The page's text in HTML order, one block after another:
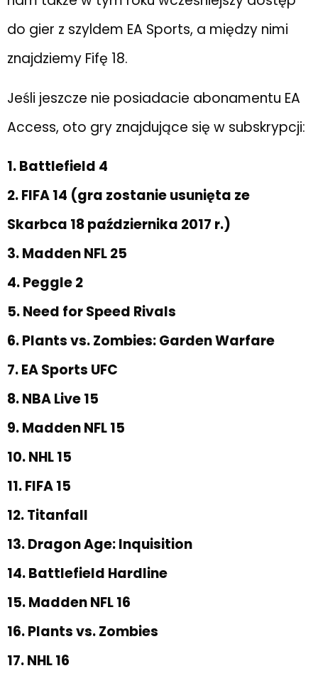
do gier z szyldem EA Sports, a między nimi
znajdziemy Fifę 18.
Jeśli jeszcze nie posiadacie abonamentu EA
Access, oto gry znajdujące się w subskrypcji:
1. Battlefield 4
2. FIFA 14 (gra zostanie usunięta ze
Skarbca 18 października 2017 r.)
3. Madden NFL 25
4. Peggle 2
5. Need for Speed Rivals
6. Plants vs. Zombies: Garden Warfare
7. EA Sports UFC
8. NBA Live 15
9. Madden NFL 15
10. NHL 15
11. FIFA 15
12. Titanfall
13. Dragon Age: Inquisition
14. Battlefield Hardline
15. Madden NFL 16
16. Plants vs. Zombies
17. NHL 16